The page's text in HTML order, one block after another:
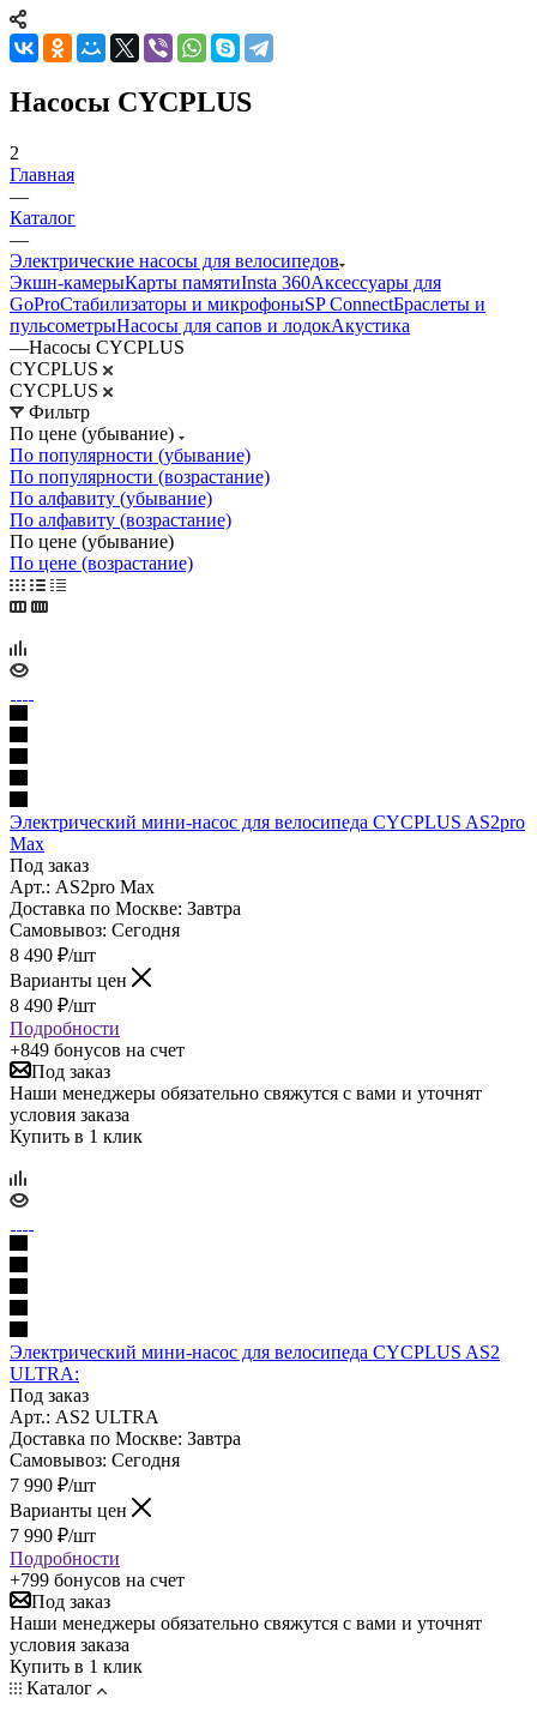
Насосы CYCPLUS
2
Главная
—
Каталог
—
Электрические насосы для велосипедов
Экшн-камерыКарты памятиInsta 360Аксессуары для
GoProСтабилизаторы и микрофоныSP ConnectБраслеты и
пульсометрыНасосы для сапов и лодокАкустика
—Насосы CYCPLUS
CYCPLUS
CYCPLUS
Фильтр
По цене (убывание)
По популярности (убывание)
По популярности (возрастание)
По алфавиту (убывание)
По алфавиту (возрастание)
По цене (убывание)
По цене (возрастание)
Электрический мини-насос для велосипеда CYCPLUS AS2pro
Max
Под заказ
Арт.: AS2pro Max
Доставка по Москве: Завтра
Самовывоз: Сегодня
8 490 ₽/шт
Варианты цен
8 490 ₽/шт
Подробности
+849 бонусов на счет
Под заказ
Наши менеджеры обязательно свяжутся с вами и уточнят
условия заказа
Купить в 1 клик
Электрический мини-насос для велосипеда CYCPLUS AS2
ULTRA:
Под заказ
Арт.: AS2 ULTRA
Доставка по Москве: Завтра
Самовывоз: Сегодня
7 990 ₽/шт
Варианты цен
7 990 ₽/шт
Подробности
+799 бонусов на счет
Под заказ
Наши менеджеры обязательно свяжутся с вами и уточнят
условия заказа
Купить в 1 клик
Каталог